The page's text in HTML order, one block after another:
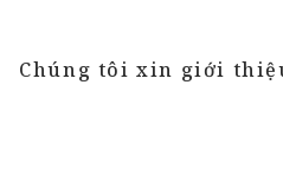
Chúng tôi xin giới thiệu